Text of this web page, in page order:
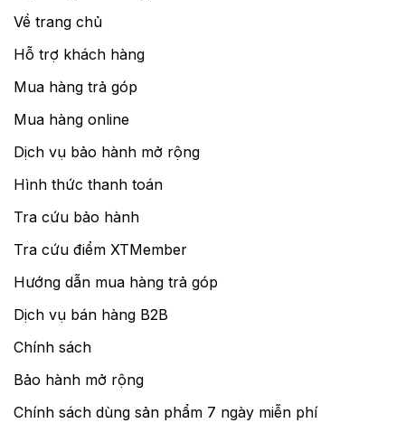
Về trang chủ
Hỗ trợ khách hàng
Mua hàng trả góp
Mua hàng online
Dịch vụ bảo hành mở rộng
Hình thức thanh toán
Tra cứu bảo hành
Tra cứu điểm XTMember
Hướng dẫn mua hàng trả góp
Dịch vụ bán hàng B2B
Chính sách
Bảo hành mở rộng
Chính sách dùng sản phẩm 7 ngày miễn phí